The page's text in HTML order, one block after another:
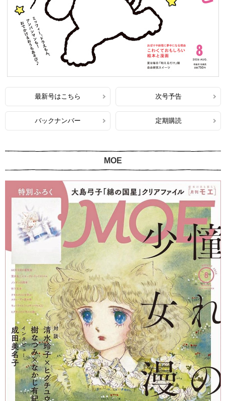
最新号はこちら 次号予告
バックナンバー 定期購読
MOE